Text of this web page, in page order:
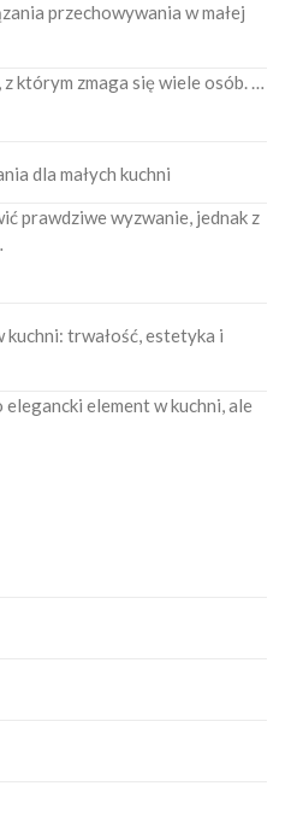
przechowywania w małej
którym zmaga się wiele osób. …
dla małych kuchni
prawdziwe wyzwanie, jednak z
kuchni: trwałość, estetyka i
element w kuchni, ale